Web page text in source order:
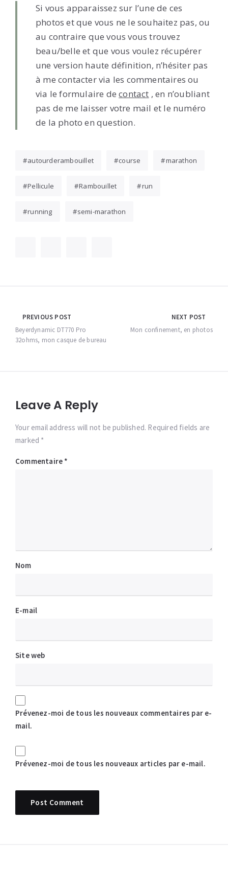
Si vous apparaissez sur l’une de ces
photos et que vous ne le souhaitez pas, ou
au contraire que vous vous trouvez
beau/belle et que vous voulez récupérer
une version haute définition, n’hésiter pas
à me contacter via les commentaires ou
via le formulaire decontact , en n’oubliant
pas de me laisser votre mail et le numéro
de la photo en question.
autourderambouillet course marathon
Pellicule Rambouillet run
running semi-marathon
Navigation
de
PREVIOUS POST
Beyerdynamic DT770 Pro
32ohms, mon casque de bureau
NEXT POST
Mon confinement, en photos
Leave A Reply
Your email address will not be published. Required fields are
marked *
Commentaire *
Nom
E-mail
Site web
Prévenez-moi de tous les nouveaux commentaires par e-
mail.
Prévenez-moi de tous les nouveaux articles par e-mail.